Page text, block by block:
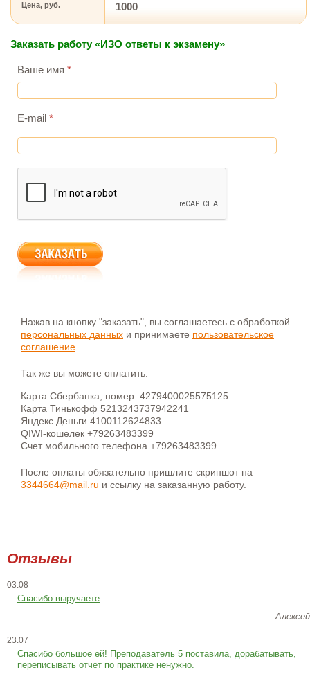
Цена, руб. 1000
Заказать работу «ИЗО ответы к экзамену»
Ваше имя *
E-mail *
Нажав на кнопку "заказать", вы соглашаетесь с обработкой
персональных данных и принимаете пользовательское
соглашение
Так же вы можете оплатить:
Карта Сбербанка, номер: 4279400025575125
Карта Тинькофф 5213243737942241
Яндекс.Деньги 4100112624833
QIWI-кошелек +79263483399
Счет мобильного телефона +79263483399
После оплаты обязательно пришлите скриншот на
3344664@mail.ru и ссылку на заказанную работу.
Отзывы
03.08
Спасибо выручаете
Алексей
23.07
Cпасибо большое ей! Преподаватель 5 поставила, дорабатывать,
переписывать отчет по практике ненужно.